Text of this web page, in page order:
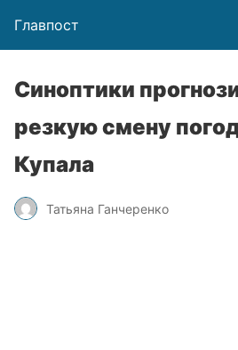
Главпост
Синоптики
резкую смену
Купала
Татьяна Ганчеренко